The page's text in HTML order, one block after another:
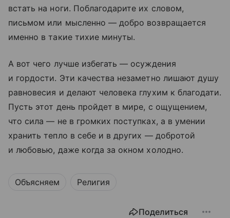
встать на ноги. Поблагодарите их словом,
письмом или мысленно — добро возвращается
именно в такие тихие минуты.
А вот чего лучше избегать — осуждения
и гордости. Эти качества незаметно лишают душу
равновесия и делают человека глухим к благодати.
Пусть этот день пройдет в мире, с ощущением,
что сила — не в громких поступках, а в умении
хранить тепло в себе и в других — добротой
и любовью, даже когда за окном холодно.
Объясняем Религия
Поделиться